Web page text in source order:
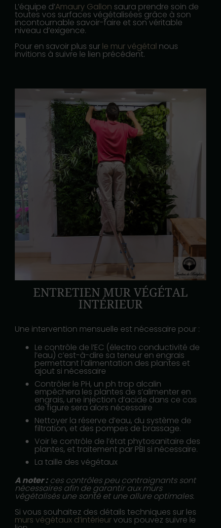
L’équipe d’Amaury Gallon saura prendre soin de
toutes vos surfaces végétalisées grâce à son
incontournable savoir-faire et son véritable
niveau d’exigence.
Pour en savoir plus sur le mur végétal nous
invitions à suivre le lien précédent.
ENTRETIEN MUR VÉGÉTAL
INTÉRIEUR
Une intervention mensuelle est nécessaire pour :
Le contrôle de l’EC (électro conductivité de
l’eau) c’est-à-dire sa teneur en engrais
permettant l’alimentation des plantes et
ajout si nécessaire
Contrôler le PH, un ph trop alcalin
empêchera les plantes de s’alimenter en
engrais, une injection d’acide dans ce cas
de figure sera alors nécessaire
Nettoyer la réserve d’eau, du système de
filtration, et des pompes de brassage.
Voir le contrôle de l’état phytosanitaire des
plantes, et traitement par PBI si nécessaire.
La taille des végétaux
A noter :ces contrôles peu contraignants sont
nécessaires afin de garantir aux murs
végétalisés une santé et une allure optimales.
Si vous souhaitez des détails techniques sur les
murs végétaux d’intérieurvous pouvez suivre le